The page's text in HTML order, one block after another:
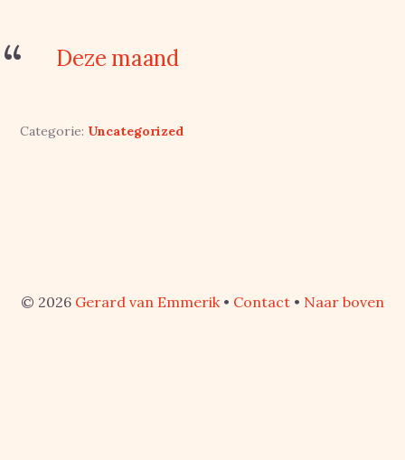
Deze maand
Categorie: Uncategorized
© 2026 Gerard van Emmerik• Contact • Naar boven